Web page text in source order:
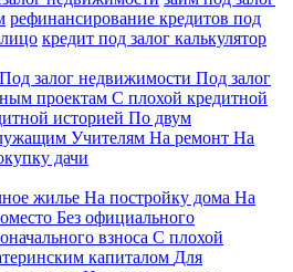
рефинансирование кредитов под
кредит под залог калькулятор
Под залог недвижимости Под залог
проектам С плохой кредитной
историей По двум
Учителям На ремонт На
дачи
жилье На постройку дома На
Без официального
взноса С плохой
капиталом Для